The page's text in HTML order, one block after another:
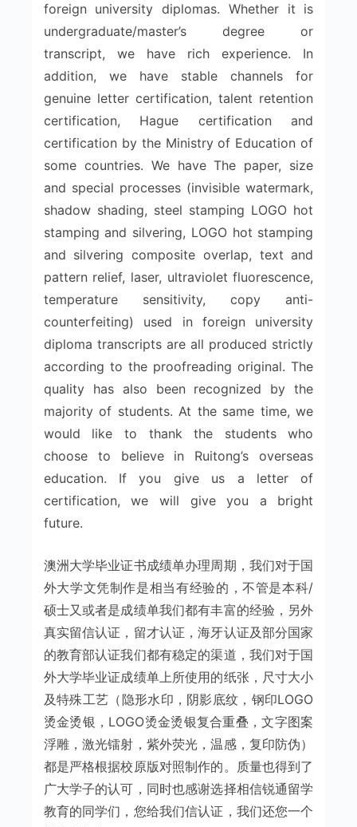
foreign university diplomas. Whether it is
undergraduate/master’s degree or
transcript, we have rich experience. In
addition, we have stable channels for
genuine letter certification, talent retention
certification, Hague certification and
certification by the Ministry of Education of
some countries. We have The paper, size
and special processes (invisible watermark,
shadow shading, steel stamping LOGO hot
stamping and silvering, LOGO hot stamping
and silvering composite overlap, text and
pattern relief, laser, ultraviolet fluorescence,
temperature sensitivity, copy anti-
counterfeiting) used in foreign university
diploma transcripts are all produced strictly
according to the proofreading original. The
quality has also been recognized by the
majority of students. At the same time, we
would like to thank the students who
choose to believe in Ruitong’s overseas
education. If you give us a letter of
certification, we will give you a bright
future.
澳洲大学毕业证书成绩单办理周期，我们对于国
外大学文凭制作是相当有经验的，不管是本科/
硕士又或者是成绩单我们都有丰富的经验，另外
真实留信认证，留才认证，海牙认证及部分国家
的教育部认证我们都有稳定的渠道，我们对于国
外大学毕业证成绩单上所使用的纸张，尺寸大小
及特殊工艺（隐形水印，阴影底纹，钢印LOGO
烫金烫银，LOGO烫金烫银复合重叠，文字图案
浮雕，激光镭射，紫外荧光，温感，复印防伪）
都是严格根据校原版对照制作的。质量也得到了
广大学子的认可，同时也感谢选择相信锐通留学
教育的同学们，您给我们信认证，我们还您一个